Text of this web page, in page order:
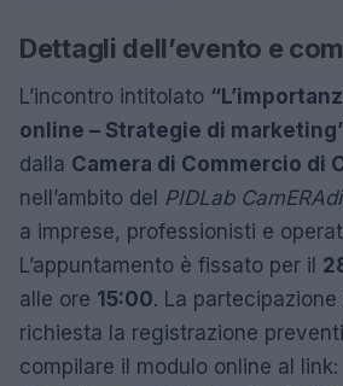
Dettagli dell’evento e
L’incontro intitolato
online – Strategie di
dalla Camera di Commercio di
nell’ambito del PIDLab
a imprese, professionisti e
L’appuntamento è fissato per il
alle ore 15:00. La
richiesta la registrazione
compilare il modulo online al link: